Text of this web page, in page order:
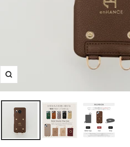
ズ